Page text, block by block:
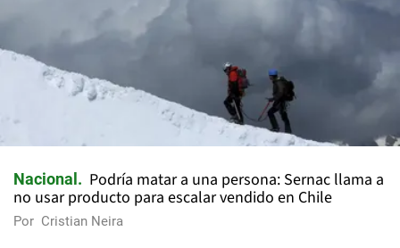
Nacional
Podría matar a una persona: Sernac llama a
no usar producto para escalar vendido en Chile
Por Cristian Neira